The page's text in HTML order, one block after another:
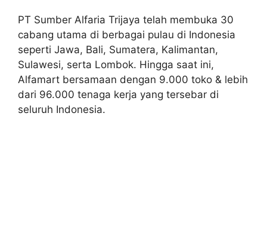
PT Sumber Alfaria Trijaya telah membuka 30
cabang utama di berbagai pulau di Indonesia
seperti Jawa, Bali, Sumatera, Kalimantan,
Sulawesi, serta Lombok. Hingga saat ini,
Alfamart bersamaan dengan 9.000 toko & lebih
dari 96.000 tenaga kerja yang tersebar di
seluruh Indonesia.